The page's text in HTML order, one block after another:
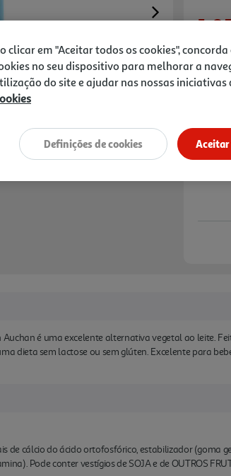
Next
Notas
é uma excelente alternativa vegetal ao leite.
dieta sem lactose ou sem glúten. Excelente para
de cálcio do ácido ortofosfórico, estabilizador (goma
Pode conter vestígios de SOJA e de OUTROS
clicar em "Aceitar todos os cookies",
no seu dispositivo para melhorar a
do site e ajudar nas nossas iniciativas
Aceitar
Definições de cookies